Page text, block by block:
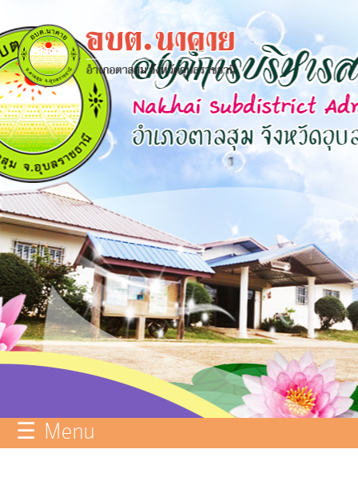
หน้า
หลัก
ข้อมูล
พื้น
ฐาน
บุคลากร
แผน
ยุทธศาสตร์
ข่าวสาร
กิจการ
สภา
ITA
☰ Menu